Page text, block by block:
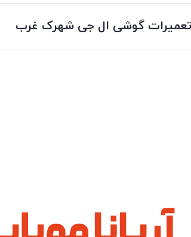
گوشی ال جی شهرک غرب